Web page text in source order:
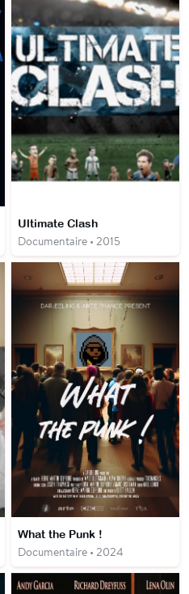
Ultimate Clash
Documentaire • 2015
What the Punk !
Documentaire • 2024